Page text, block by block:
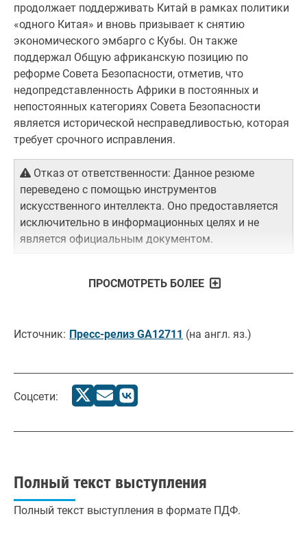
продолжает поддерживать Китай в рамках политики
«одного Китая» и вновь призывает к снятию
экономического эмбарго с Кубы. Он также
поддержал Общую африканскую позицию по
реформе Совета Безопасности, отметив, что
недопредставленность Африки в постоянных и
непостоянных категориях Совета Безопасности
является исторической несправедливостью, которая
требует срочного исправления.
Отказ от ответственности: Данное резюме
переведено с помощью инструментов
искусственного интеллекта. Оно предоставляется
исключительно в информационных целях и не
является официальным документом.
ПРОСМОТРЕТЬ БОЛЕЕ
Источник: Пресс-релиз GA12711 (на англ. яз.)
Соцсети:
Полный текст выступления
Полный текст выступления в формате ПДФ.